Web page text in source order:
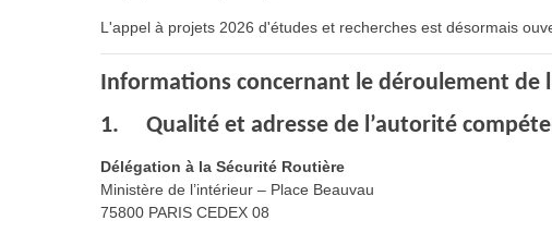
L'appel à projets 2026 d'études et recherches est désormais
Informations concernant le déroulement de
1. Qualité et adresse de l’autorité
Délégation à la Sécurité Routière
Ministère de l’intérieur – Place Beauvau
75800 PARIS CEDEX 08